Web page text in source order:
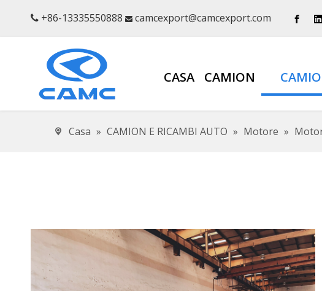
 +86-13335550888  camcexport@camcexport.com
CASA CAMION
Casa » CAMION E RICAMBI AUTO » Motore »